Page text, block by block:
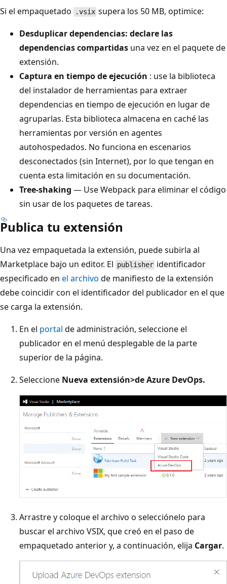
Si el empaquetado .vsix supera los 50 MB, optimice:
Desduplicar dependencias: declare las
dependencias compartidas una vez en el paquete de
extensión.
Captura en tiempo de ejecución : use la biblioteca
del instalador de herramientas para extraer
dependencias en tiempo de ejecución en lugar de
agruparlas. Esta biblioteca almacena en caché las
herramientas por versión en agentes
autohospedados. No funciona en escenarios
desconectados (sin Internet), por lo que tengan en
cuenta esta limitación en su documentación.
Tree-shaking — Use Webpack para eliminar el código
sin usar de los paquetes de tareas.
Publica tu extensión
Una vez empaquetada la extensión, puede subirla al
Marketplace bajo un editor. El publisher identificador
especificado en el archivo de manifiesto de la extensión
debe coincidir con el identificador del publicador en el que
se carga la extensión.
En el portal de administración, seleccione el
publicador en el menú desplegable de la parte
superior de la página.
Seleccione Nueva extensión>de Azure DevOps.
Arrastre y coloque el archivo o selecciónelo para
buscar el archivo VSIX, que creó en el paso de
empaquetado anterior y, a continuación, elija Cargar.